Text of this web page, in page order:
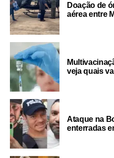
Doação de
aérea entre
veja quais
Ataque na
enterradas